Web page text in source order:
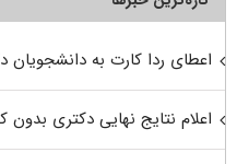
اعطای ردا کارت به دانشجویان
اعلام نتایج نهایی دکتری بدون